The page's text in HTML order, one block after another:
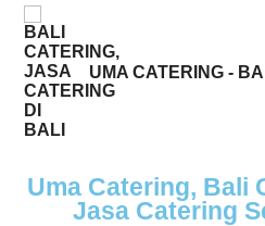
UMA CATERING -
Uma Catering, Bali
Jasa Catering